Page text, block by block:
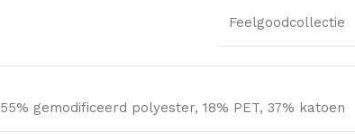
Feelgoodcollectie
55% gemodificeerd polyester, 18% PET, 37% katoen